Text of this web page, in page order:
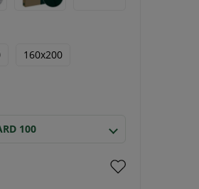
160x200
100